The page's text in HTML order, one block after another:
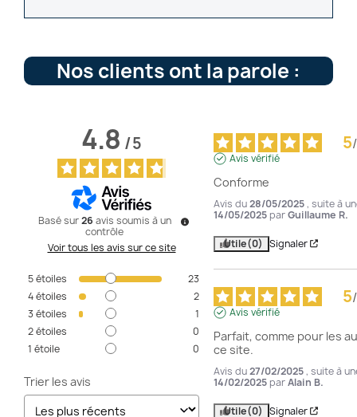
Nos clients ont la parole :
4.8/5
Basé sur26 avis soumis à un
contrôle
Voir tous les avis sur ce site
5étoiles
23
4étoiles
2
3 étoiles
1
2étoiles
0
1 étoile 0
Trier les avis
5/
Avis vérifié
Conforme
Avis du28/05/2025, suite à
14/05/2025 parGuillaume R.
Utile(0) Signaler
5/
Avis vérifié
Parfait, comme pour les
ce site.
Avis du27/02/2025, suite à
14/02/2025 parAlain B.
Utile(0) Signaler